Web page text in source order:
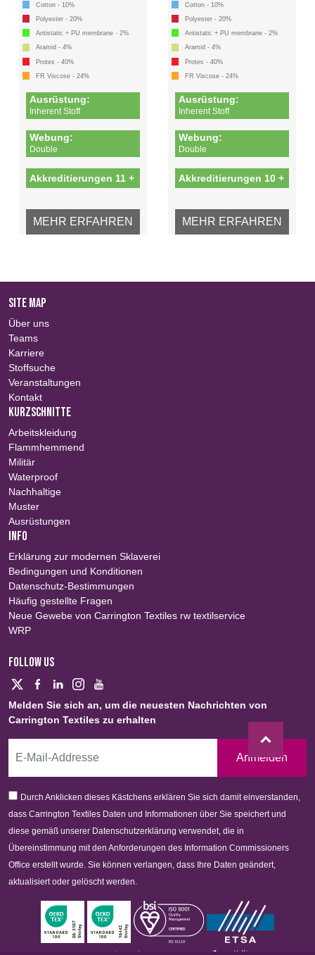
Cotton - 10%
Polyester - 20%
Antistatic + PU membrane - 2%
Aramid - 4%
Protex - 40%
FR Viscose - 24%
Ausrüstung:
Inherent Stoff
Webung:
Double
Akkreditierungen 11 +
MEHR ERFAHREN
Cotton - 10%
Polyester - 20%
Antistatic + PU membrane - 2%
Aramid - 4%
Protex - 40%
FR Viscose - 24%
Ausrüstung:
Inherent Stoff
Webung:
Double
Akkreditierungen 10 +
MEHR ERFAHREN
SITE MAP
Über uns
Teams
Karriere
Stoffsuche
Veranstaltungen
Kontakt
KURZSCHNITTE
Arbeitskleidung
Flammhemmend
Militär
Waterproof
Nachhaltige
Muster
Ausrüstungen
INFO
Erklärung zur modernen Sklaverei
Bedingungen und Konditionen
Datenschutz-Bestimmungen
Häufig gestellte Fragen
Neue Gewebe von Carrington Textiles rw textilservice
WRP
FOLLOW US
Melden Sie sich an, um die neuesten Nachrichten von
Carrington Textiles zu erhalten
Anmelden
Durch Anklicken dieses Kästchens erklären Sie sich damit einverstanden,
dass Carrington Textiles Daten und Informationen über Sie speichert und
diese gemäß unserer Datenschutzerklärung verwendet, die in
Übereinstimmung mit den Anforderungen des Information Commissioners
Office erstellt wurde. Sie können verlangen, dass Ihre Daten geändert,
aktualisiert oder gelöscht werden.